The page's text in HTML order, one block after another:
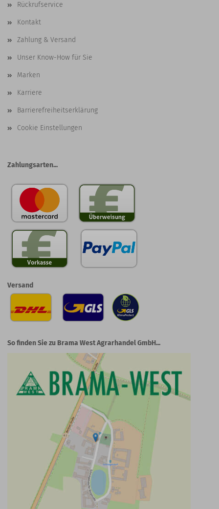
Rückrufservice
Kontakt
Zahlung & Versand
Unser Know-How für Sie
Marken
Karriere
Barrierefreiheitserklärung
Cookie Einstellungen
Zahlungsarten...
Versand
So finden Sie zu Brama West Agrarhandel GmbH...